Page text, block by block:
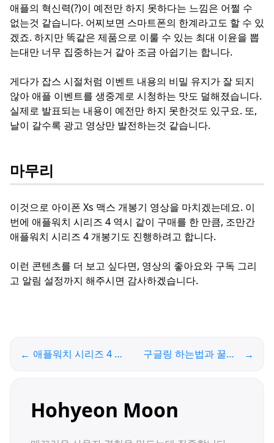
애플의 혁신력(?)이 예전만 하지 못하다는 느낌은 어쩔 수
없는것 같습니다. 어찌보면 스마트폰의 한계라고도 할 수 있
겠죠. 하지만 똑같은 제품으로 이룰 수 있는 최대 이윤을 뽑
는대만 너무 집중하는거 같아 조금 아쉽기는 합니다.
게다가 잡스 시절처럼 이벤트 내용의 비밀 유지가 잘 되지
않아 애플 이벤트를 생중계로 시청하는 맛도 덜해졌습니다.
실제로 발표되는 내용이 예전만 하지 못한것도 있구요. 또,
날이 갈수록 광고 영상만 발전하는것 같습니다.
마무리
이것으로 아이폰 Xs 맥스 개봉기 영상을 마치겠는데요. 이
번에 애플워치 시리즈 4 역시 같이 구매를 한 만큼, 조만간
애플워치 시리즈 4 개봉기도 진행하려고 합니다.
이런 콘텐츠를 더 보고 싶다면, 영상의 좋아요와 구독 그리
고 알림 설정까지 해주시면 감사하겠습니다.
← 애플워치 시리즈 4 개봉기 구글링 하는법과 꿀팁 총정리 →
Hohyeon Moon